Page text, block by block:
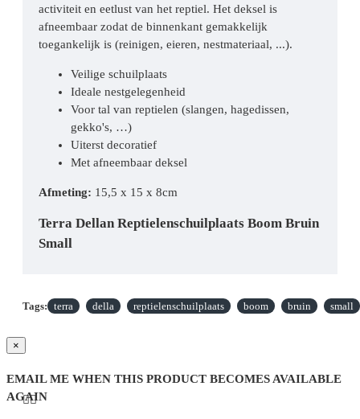
activiteit en eetlust van het reptiel. Het deksel is
afneembaar zodat de binnenkant gemakkelijk
toegankelijk is (reinigen, eieren, nestmateriaal, ...).
Veilige schuilplaats
Ideale nestgelegenheid
Voor tal van reptielen (slangen, hagedissen,
gekko's, …)
Uiterst decoratief
Met afneembaar deksel
Afmeting: 15,5 x 15 x 8cm
Terra Dellan Reptielenschuilplaats Boom Bruin
Small
Terra Dellan Reptielenschuilplaats Boom
Tags: terra della reptielenschuilplaats boom bruin small
×
EMAIL ME WHEN THIS PRODUCT BECOMES AVAILABLE
AGAIN